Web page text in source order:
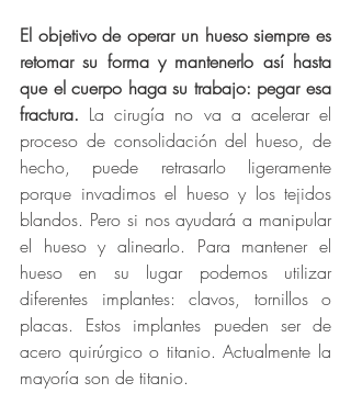
El objetivo de operar un hueso siempre es
retomar su forma y mantenerlo así hasta
que el cuerpo haga su trabajo: pegar esa
fractura. La cirugía no va a acelerar el
proceso de consolidación del hueso, de
hecho, puede retrasarlo ligeramente
porque invadimos el hueso y los tejidos
blandos. Pero si nos ayudará a manipular
el hueso y alinearlo. Para mantener el
hueso en su lugar podemos utilizar
diferentes implantes: clavos, tornillos o
placas. Estos implantes pueden ser de
acero quirúrgico o titanio. Actualmente la
mayoría son de titanio.